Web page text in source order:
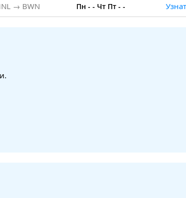
→ BWN Пн - - Чт Пт - -